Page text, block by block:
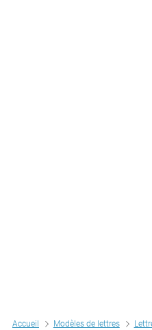
Accueil Modèles de lettres